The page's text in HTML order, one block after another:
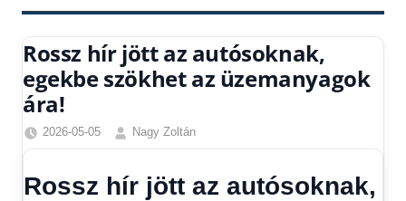
Rossz hír jött az autósoknak,
egekbe szökhet az üzemanyagok
ára!
2026-05-05
Nagy Zoltán
Friss
Hírek
Rossz hír jött az autósoknak,